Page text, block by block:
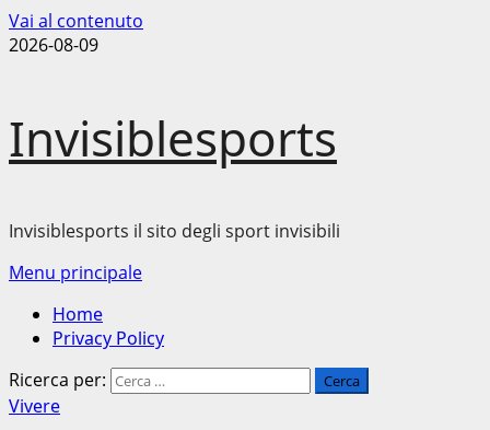
Vai al contenuto
2026-08-09
Invisiblesports
Invisiblesports il sito degli sport invisibili
Menu principale
Home
Privacy Policy
Ricerca per:
Vivere